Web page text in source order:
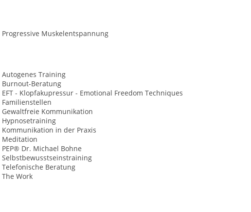
Progressive Muskelentspannung
Autogenes Training
Burnout-Beratung
EFT - Klopfakupressur - Emotional Freedom Techniques
Familienstellen
Gewaltfreie Kommunikation
Hypnosetraining
Kommunikation in der Praxis
Meditation
PEP® Dr. Michael Bohne
Selbstbewusstseinstraining
Telefonische Beratung
The Work